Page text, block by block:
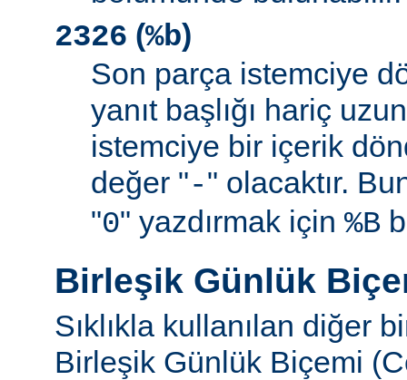
2326 (%b)
Son parça istemciye
yanıt başlığı hariç
istemciye bir içerik
değer "-" olacaktır.
"0" yazdırmak için %B
Birleşik Günlük
Sıklıkla kullanılan diğer
Birleşik Günlük Biçemi